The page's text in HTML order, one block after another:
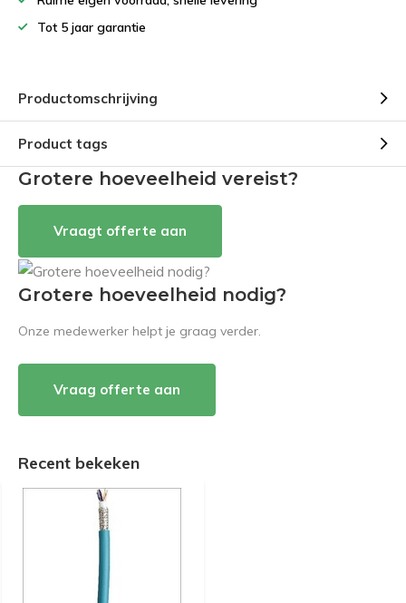
Tot 5 jaar garantie
Productomschrijving
Product tags
Grotere hoeveelheid vereist?
Vraagt offerte aan
Grotere hoeveelheid nodig?
Onze medewerker helpt je graag verder.
Vraag offerte aan
Recent bekeken